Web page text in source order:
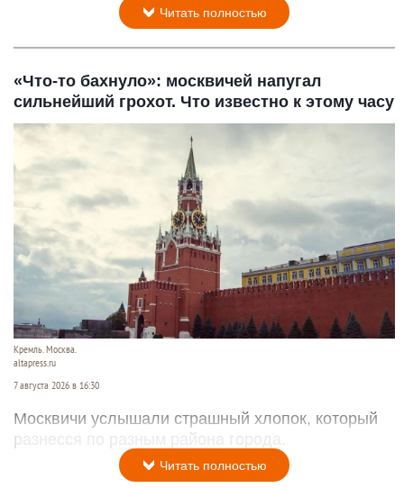
Читать полностью
«Что-то бахнуло»: москвичей напугал
сильнейший грохот. Что известно к этому часу
Кремль. Москва.
altapress.ru
7 августа 2026 в 16:30
Москвичи услышали страшный хлопок, который
разнесся по разным района города.
Читать полностью